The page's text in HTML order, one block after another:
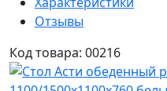
Отзывы
Код товара: 00216